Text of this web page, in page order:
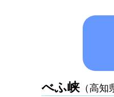
べふ峡（高知